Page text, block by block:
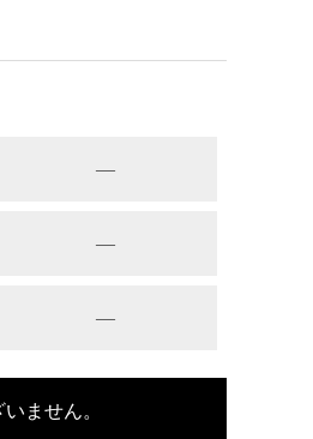
—
—
—
ません。